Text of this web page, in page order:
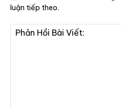
luận tiếp theo.